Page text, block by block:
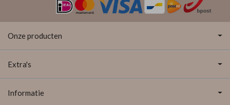
Onze producten
Extra's
Informatie